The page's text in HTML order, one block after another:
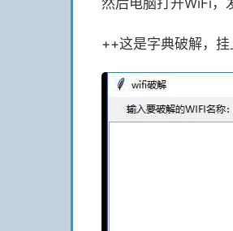
然后电脑打开WiFi，
++这是字典破解，